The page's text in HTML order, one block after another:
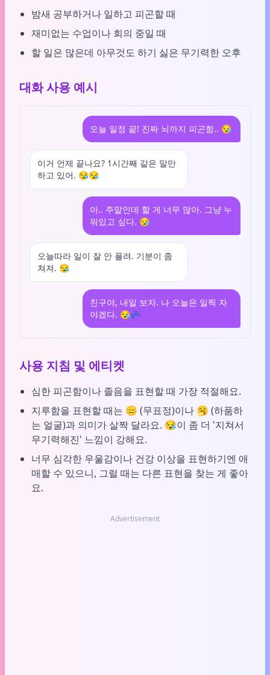
밤새 공부하거나 일하고 피곤할 때
재미없는 수업이나 회의 중일 때
할 일은 많은데 아무것도 하기 싫은 무기력한 오후
대화 사용 예시
오늘 일정 끝! 진짜 뇌까지 피곤함.. 😪
이거 언제 끝나요? 1시간째 같은 말만
하고 있어. 😪😪
아.. 주말인데 할 게 너무 많아. 그냥 누
워있고 싶다. 😪
오늘따라 일이 잘 안 풀려. 기분이 좀
쳐져. 😪
친구야, 내일 보자. 나 오늘은 일찍 자
야겠다. 😪💤
사용 지침 및 에티켓
심한 피곤함이나 졸음을 표현할 때 가장 적절해요.
지루함을 표현할 때는 😑 (무표정)이나 🥱 (하품하
는 얼굴)과 의미가 살짝 달라요. 😪이 좀 더 '지쳐서
무기력해진' 느낌이 강해요.
너무 심각한 우울감이나 건강 이상을 표현하기엔 애
매할 수 있으니, 그럴 때는 다른 표현을 찾는 게 좋아
요.
Advertisement